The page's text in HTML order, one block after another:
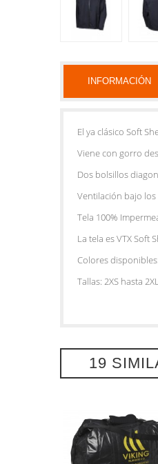
INFORMACIÓN
El ya clásico Soft
Viene con gorro
Dos bolsillos
Ventilación bajo
Tela 100%
La tela es VTX Soft
Colores
Tallas: 2XS hasta
19